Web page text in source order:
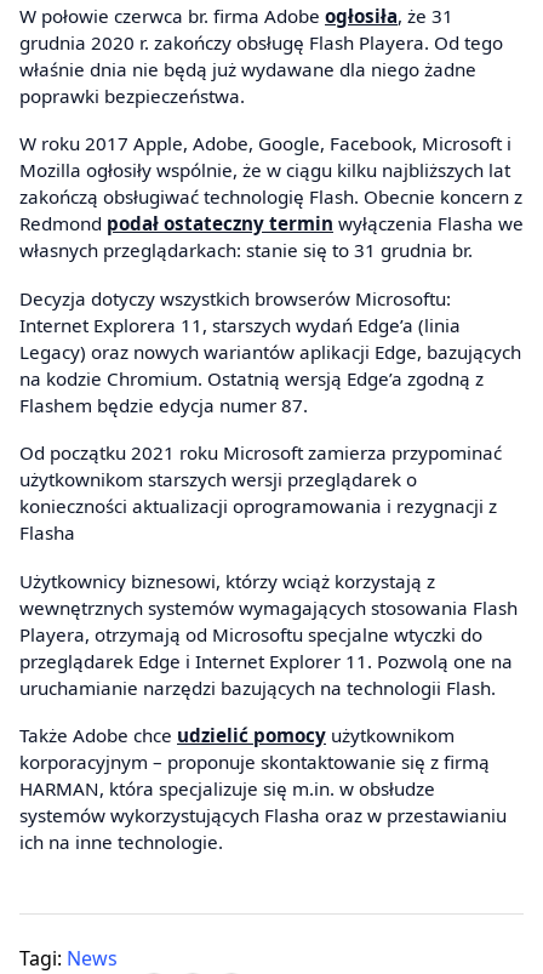
W połowie czerwca br. firma Adobe ogłosiła, że 31
grudnia 2020 r. zakończy obsługę Flash Playera. Od tego
właśnie dnia nie będą już wydawane dla niego żadne
poprawki bezpieczeństwa.
W roku 2017 Apple, Adobe, Google, Facebook, Microsoft i
Mozilla ogłosiły wspólnie, że w ciągu kilku najbliższych lat
zakończą obsługiwać technologię Flash. Obecnie koncern z
Redmond podał ostateczny termin wyłączenia Flasha we
własnych przeglądarkach: stanie się to 31 grudnia br.
Decyzja dotyczy wszystkich browserów Microsoftu:
Internet Explorera 11, starszych wydań Edge’a (linia
Legacy) oraz nowych wariantów aplikacji Edge, bazujących
na kodzie Chromium. Ostatnią wersją Edge’a zgodną z
Flashem będzie edycja numer 87.
Od początku 2021 roku Microsoft zamierza przypominać
użytkownikom starszych wersji przeglądarek o
konieczności aktualizacji oprogramowania i rezygnacji z
Flasha
Użytkownicy biznesowi, którzy wciąż korzystają z
wewnętrznych systemów wymagających stosowania Flash
Playera, otrzymają od Microsoftu specjalne wtyczki do
przeglądarek Edge i Internet Explorer 11. Pozwolą one na
uruchamianie narzędzi bazujących na technologii Flash.
Także Adobe chce udzielić pomocy użytkownikom
korporacyjnym – proponuje skontaktowanie się z firmą
HARMAN, która specjalizuje się m.in. w obsłudze
systemów wykorzystujących Flasha oraz w przestawianiu
ich na inne technologie.
Tagi: News